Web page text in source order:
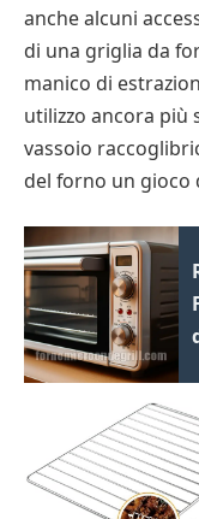
anche alcuni
di una griglia da
manico di
utilizzo ancora più
vassoio
del forno un gioco